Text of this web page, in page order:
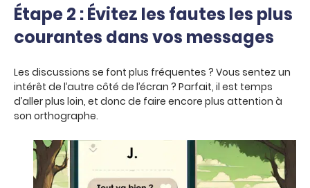
Étape 2 : Évitez les fautes les plus
courantes dans vos messages
Les discussions se font plus fréquentes ? Vous sentez un
intérêt de l’autre côté de l’écran ? Parfait, il est temps
d’aller plus loin, et donc de faire encore plus attention à
son orthographe.